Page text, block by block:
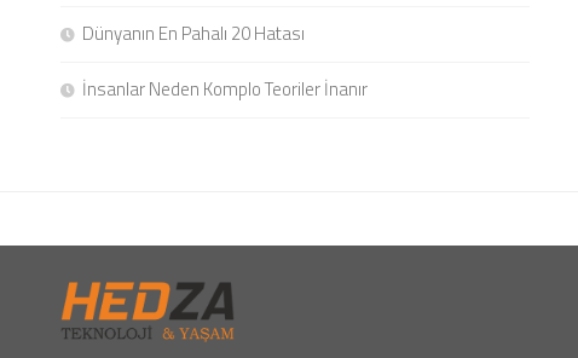
Dünyanın En Pahalı 20 Hatası
İnsanlar Neden Komplo Teoriler İnanır